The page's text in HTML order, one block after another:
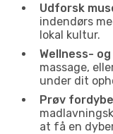
Udforsk
indendørs
lokal kultur.
Wellness-
massage,
under dit
Prøv
at få en